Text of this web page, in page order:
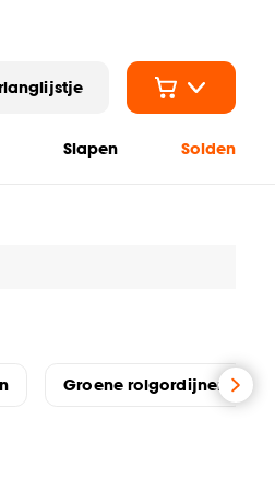
Slapen Solden
Groene rolgordijnen